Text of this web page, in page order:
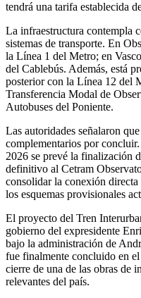
tendrá una tarifa establecida
La infraestructura contempla
sistemas de transporte. En
la Línea 1 del Metro; en
del Cablebús. Además, está
posterior con la Línea 12 del
Transferencia Modal de
Autobuses del Poniente.
Las autoridades señalaron
complementarios por
2026 se prevé la finalización
definitivo al Cetram
consolidar la conexión
los esquemas provisionales
El proyecto del Tren
gobierno del expresidente
bajo la administración de
fue finalmente concluido en
cierre de una de las obras de
relevantes del país.